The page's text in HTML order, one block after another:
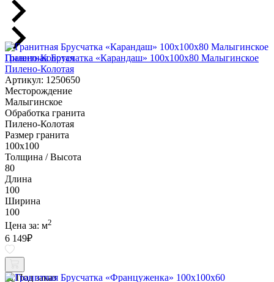
Гранитная Брусчатка «Карандаш» 100х100x80 Малыгинское
Пилено-Колотая
Артикул: 1250650
Месторождение
Малыгинское
Обработка гранита
Пилено-Колотая
Размер гранита
100х100
Толщина / Высота
80
Длина
100
Ширина
100
Цена за: м2
6 149₽
Под заказ